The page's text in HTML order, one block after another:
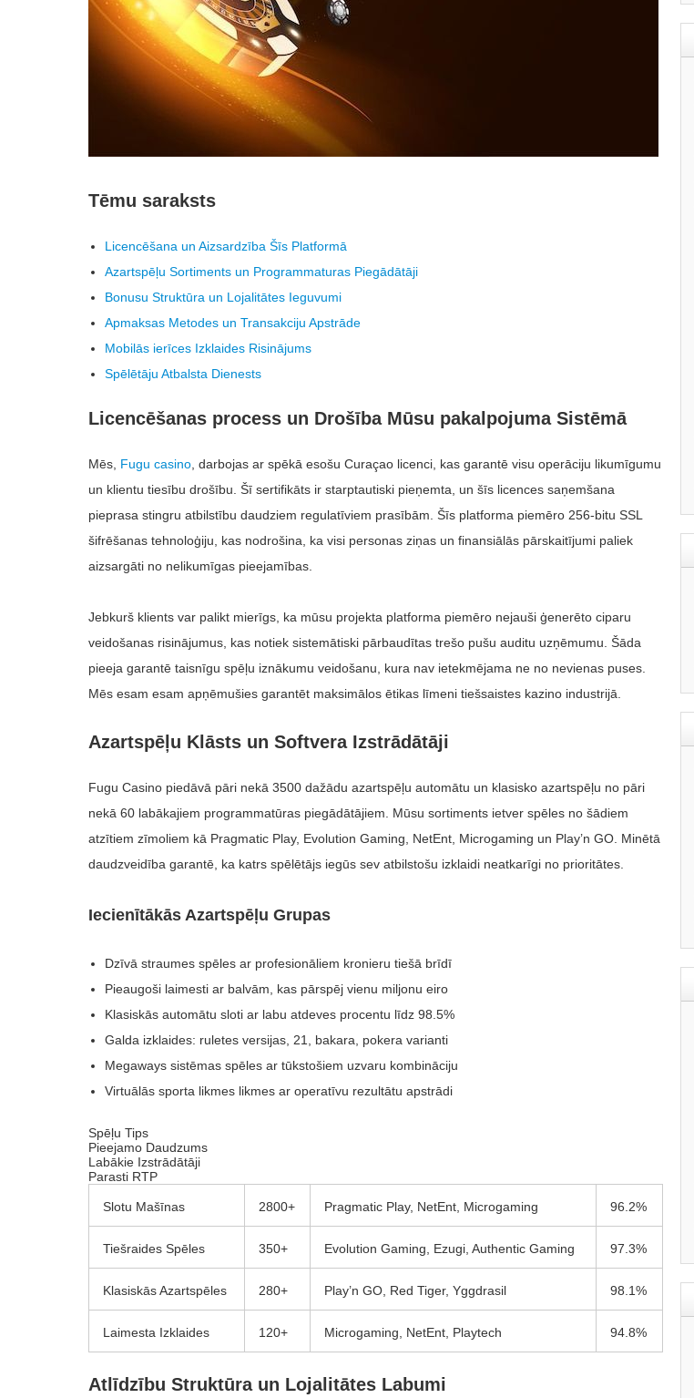
Tēmu saraksts
Licencēšana un Aizsardzība Šīs Platformā
Azartspēļu Sortiments un Programmaturas Piegādātāji
Bonusu Struktūra un Lojalitātes Ieguvumi
Apmaksas Metodes un Transakciju Apstrāde
Mobilās ierīces Izklaides Risinājums
Spēlētāju Atbalsta Dienests
Licencēšanas process un Drošība Mūsu pakalpojuma Sistēmā
Mēs, Fugu casino , darbojas ar spēkā esošu Curaçao licenci, kas garantē visu operāciju likumīgumu
un klientu tiesību drošību. Šī sertifikāts ir starptautiski pieņemta, un šīs licences saņemšana
pieprasa stingru atbilstību daudziem regulatīviem prasībām. Šīs platforma piemēro 256-bitu SSL
šifrēšanas tehnoloģiju, kas nodrošina, ka visi personas ziņas un finansiālās pārskaitījumi paliek
aizsargāti no nelikumīgas pieejamības.
Jebkurš klients var palikt mierīgs, ka mūsu projekta platforma piemēro nejauši ģenerēto ciparu
veidošanas risinājumus, kas notiek sistemātiski pārbaudītas trešo pušu auditu uzņēmumu. Šāda
pieeja garantē taisnīgu spēļu iznākumu veidošanu, kura nav ietekmējama ne no nevienas puses.
Mēs esam esam apņēmušies garantēt maksimālos ētikas līmeni tiešsaistes kazino industrijā.
Azartspēļu Klāsts un Softvera Izstrādātāji
Fugu Casino piedāvā pāri nekā 3500 dažādu azartspēļu automātu un klasisko azartspēļu no pāri
nekā 60 labākajiem programmatūras piegādātājiem. Mūsu sortiments ietver spēles no šādiem
atzītiem zīmoliem kā Pragmatic Play, Evolution Gaming, NetEnt, Microgaming un Play’n GO. Minētā
daudzveidība garantē, ka katrs spēlētājs iegūs sev atbilstošu izklaidi neatkarīgi no prioritātes.
Iecienītākās Azartspēļu Grupas
Dzīvā straumes spēles ar profesionāliem kronieru tiešā brīdī
Pieaugoši laimesti ar balvām, kas pārspēj vienu miljonu eiro
Klasiskās automātu sloti ar labu atdeves procentu līdz 98.5%
Galda izklaides: ruletes versijas, 21, bakara, pokera varianti
Megaways sistēmas spēles ar tūkstošiem uzvaru kombināciju
Virtuālās sporta likmes likmes ar operatīvu rezultātu apstrādi
Spēļu Tips
Pieejamo Daudzums
Labākie Izstrādātāji
Parasti RTP
Slotu Mašīnas 2800+ Pragmatic Play, NetEnt, Microgaming 96.2%
Tiešraides Spēles 350+ Evolution Gaming, Ezugi, Authentic Gaming 97.3%
Klasiskās Azartspēles 280+ Play’n GO, Red Tiger, Yggdrasil 98.1%
Laimesta Izklaides 120+ Microgaming, NetEnt, Playtech 94.8%
Atlīdzību Struktūra un Lojalitātes Labumi